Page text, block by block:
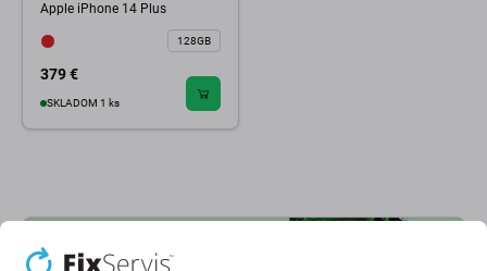
Apple iPhone 14 Plus
128GB
379 €
SKLADOM 1 ks